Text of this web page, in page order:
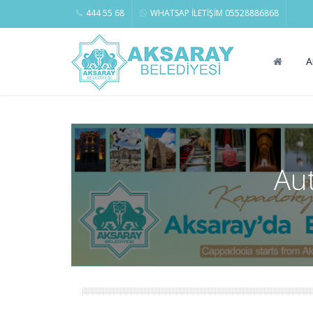
444 55 68 WHATSAP İLETİŞİM 05528886868